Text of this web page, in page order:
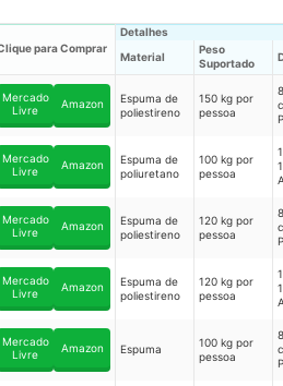
para Comprar
Detalhes
Material
Peso
Suportado
Mercado
Livre
Amazon
Espuma de
poliestireno
150 kg por
pessoa
Mercado
Livre
Amazon
Espuma de
poliuretano
100 kg por
pessoa
Mercado
Livre
Amazon
Espuma de
poliestireno
120 kg por
pessoa
Mercado
Livre
Amazon
Espuma de
poliestireno
120 kg por
pessoa
Mercado
Livre
Amazon Espuma
100 kg por
pessoa